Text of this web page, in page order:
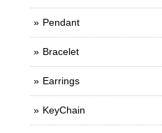
Pendant
Bracelet
Earrings
KeyChain